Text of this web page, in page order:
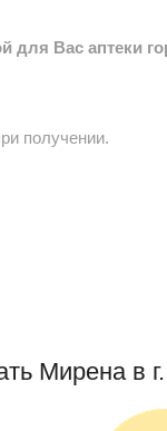
Вас аптеки
получении.
Мирена в